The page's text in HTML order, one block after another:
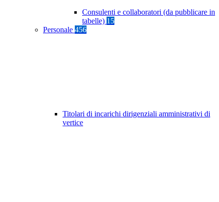
Consulenti e collaboratori (da pubblicare in
tabelle) 15
Personale 456
Titolari di incarichi dirigenziali amministrativi di
vertice